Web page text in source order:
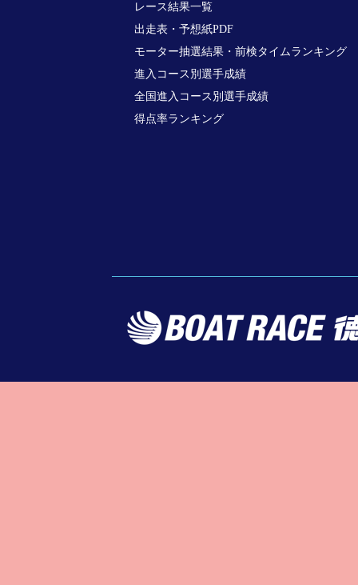
レース結果一覧
出走表・予想紙PDF
モーター抽選結果・前検タイムランキング
進入コース別選手成績
全国進入コース別選手成績
得点率ランキング